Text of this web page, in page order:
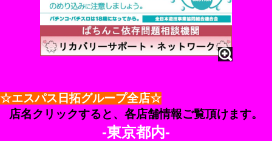
☆エスパス日拓グループ全店☆
店名クリックすると、各店舗情報ご覧頂けます。
-東京都内-